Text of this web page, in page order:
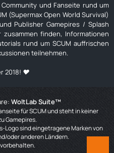
und Fanseite rund um
(Supermax Open World Survival)
Publisher Gamepires / Splash
zusammen finden, Informationen
rund um SCUM auffrischen
teilnehmen.
2018! ❤️
WoltLab Suite™
für SCUM und steht in keiner
Gamepires.
Logo sind eingetragene Marken von
oder anderen Ländern.